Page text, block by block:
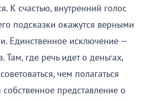
К счастью, внутренний голос
подсказки окажутся верными
Единственное исключение —
Там, где речь идет о деньгах,
чем полагаться
представление о